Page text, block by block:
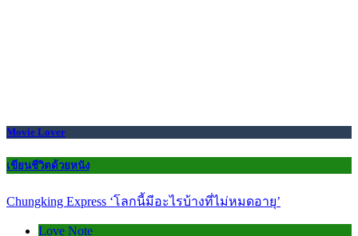
Movie Lover
เขียนชีวิตด้วยหนัง
Chungking Express ‘โลกนี้มีอะไรบ้างที่ไม่หมดอายุ’
Love Note